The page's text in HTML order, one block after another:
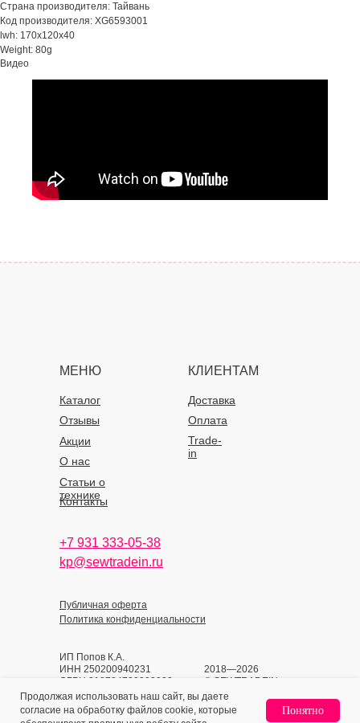
Продолжая использовать наш сайт, вы даете
согласие на обработку файлов cookie, которые
Понятно
Страна производителя: Тайвань
Код производителя: XG6593001
lwh: 170x120x40
Weight: 80g
Видео
МЕНЮ КЛИЕНТАМ
Каталог
О нас
Доставка
Статьи о
технике
Оплата
Отзывы
Акции
Контакты
Trade-
in
+7 931 333-05-38
kp@sewtradein.ru
ИП Попов К.А.
ИНН 250200940231
ОГРН 318784700393933
Политика конфиденциальности
Публичная оферта
2018—2026
© SEWTRADEIN